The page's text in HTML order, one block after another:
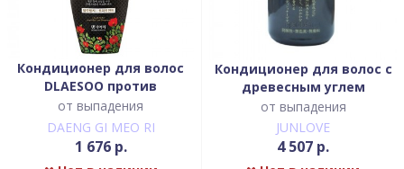
Кондиционер для волос
DLAESOO против
выпадения
от выпадения
DAENG GI MEO RI
1 676 р.
Кондиционер для волос с
древесным углем
от выпадения
JUNLOVE
4 507 р.